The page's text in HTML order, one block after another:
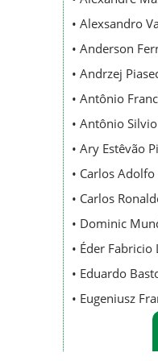
• Alexsandro
• Anderson
• Andrzej
• Antônio
• Antônio
• Ary Estêvão
• Carlos
• Carlos
• Dominic
• Éder
• Eduardo
• Eugeniusz